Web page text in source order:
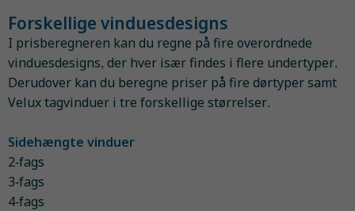
Forskellige vinduesdesigns
I prisberegneren kan du regne på fire overordnede
vinduesdesigns, der hver især findes i flere undertyper.
Derudover kan du beregne priser på fire dørtyper samt
Velux tagvinduer i tre forskellige størrelser.
Sidehængte vinduer
2-fags
3-fags
4-fags